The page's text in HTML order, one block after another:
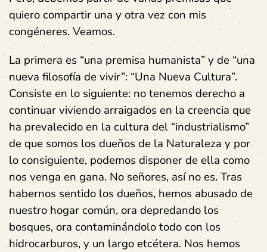
quiero compartir una y otra vez con mis
congéneres. Veamos.
La primera es “una premisa humanista” y de “una
nueva filosofía de vivir”: “Una Nueva Cultura”.
Consiste en lo siguiente: no tenemos derecho a
continuar viviendo arraigados en la creencia que
ha prevalecido en la cultura del “industrialismo”
de que somos los dueños de la Naturaleza y por
lo consiguiente, podemos disponer de ella como
nos venga en gana. No señores, así no es. Tras
habernos sentido los dueños, hemos abusado de
nuestro hogar común, ora depredando los
bosques, ora contaminándolo todo con los
hidrocarburos, y un largo etcétera. Nos hemos